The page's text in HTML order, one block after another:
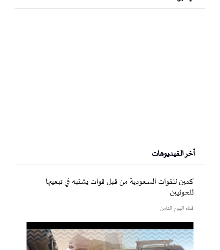
أخر الفيديوهات
كمين للقوات السعودية من قبل قوات يشتبه في تبعيتها
للحوثيين
قناة اليوم الثامن